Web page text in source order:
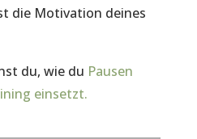
die Motivation deines
du, wie du Pausen
einsetzt.